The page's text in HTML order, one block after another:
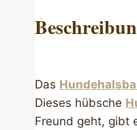
Das
Dieses hübsche
Freund geht, gibt